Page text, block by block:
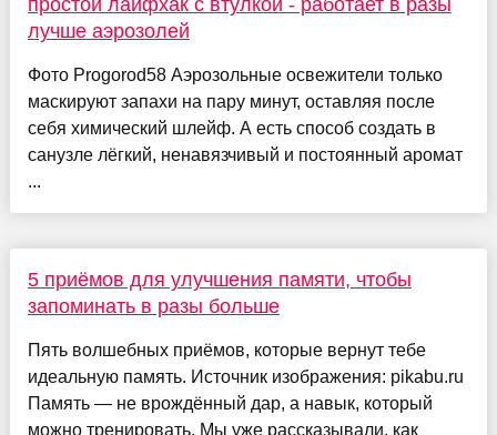
простой лайфхак с втулкой - работает в разы
лучше аэрозолей
Фото Progorod58 Аэрозольные освежители только
маскируют запахи на пару минут, оставляя после
себя химический шлейф. А есть способ создать в
санузле лёгкий, ненавязчивый и постоянный аромат
...
5 приёмов для улучшения памяти, чтобы
запоминать в разы больше
Пять волшебных приёмов, которые вернут тебе
идеальную память. Источник изображения: pikabu.ru
Память — не врождённый дар, а навык, который
можно тренировать. Мы уже рассказывали, как